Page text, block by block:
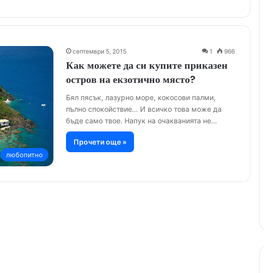
любопитно
септември 5, 2015 1 966
Как можете да си купите приказен
остров на екзотично място?
Бял пясък, лазурно море, кокосови палми,
пълно спокойствие… И всичко това може да
бъде само твое. Напук на очакванията не…
Прочети още »